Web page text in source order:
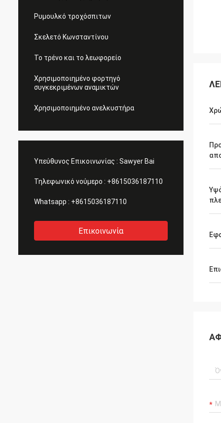
Ρυμουλκό τροχόσπιτων
Σκελετό Κωνσταντίνου
Το τρένο και το λεωφορείο
Χρησιμοποιημένο φορτηγό
συγκεκριμένων αναμικτών
Χρησιμοποιημένο ανελκυστήρα
Υπεύθυνος Επικοινωνίας : Sawyer Bai
Τηλεφωνικό νούμερο : +8615036187110
Whatsapp : +8615036187110
Επικοινωνία